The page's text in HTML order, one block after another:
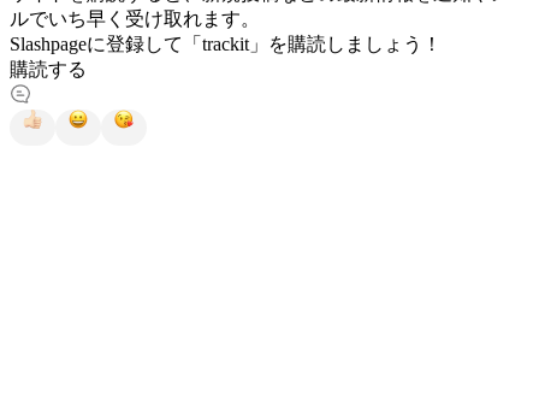
ルでいち早く受け取れます。
Slashpageに登録して「trackit」を購読しましょう！
購読する